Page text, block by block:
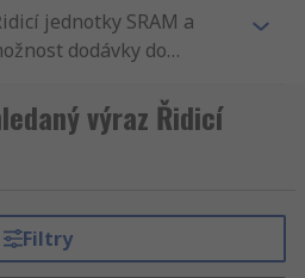
jednotky SRAM a
dodávky do
služby, není divu,
nakupují u RS. Kromě
v RS i širší nabídku
sem Polovodiče a
si můžete
výraz Řidicí
Filtry